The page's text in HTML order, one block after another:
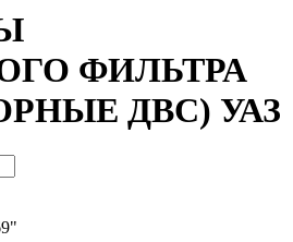
ФИЛЬТРА
ДВС) УАЗ